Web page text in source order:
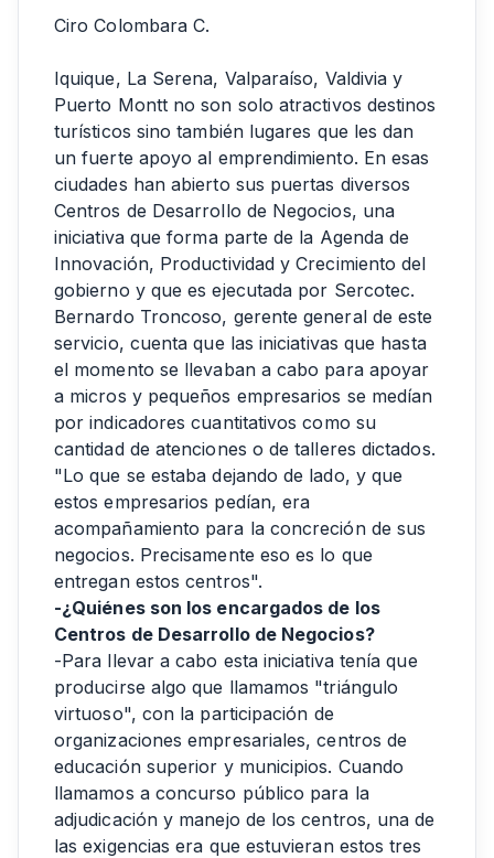
Ciro Colombara C.
Iquique, La Serena, Valparaíso, Valdivia y
Puerto Montt no son solo atractivos destinos
turísticos sino también lugares que les dan
un fuerte apoyo al emprendimiento. En esas
ciudades han abierto sus puertas diversos
Centros de Desarrollo de Negocios, una
iniciativa que forma parte de la Agenda de
Innovación, Productividad y Crecimiento del
gobierno y que es ejecutada por Sercotec.
Bernardo Troncoso, gerente general de este
servicio, cuenta que las iniciativas que hasta
el momento se llevaban a cabo para apoyar
a micros y pequeños empresarios se medían
por indicadores cuantitativos como su
cantidad de atenciones o de talleres dictados.
"Lo que se estaba dejando de lado, y que
estos empresarios pedían, era
acompañamiento para la concreción de sus
negocios. Precisamente eso es lo que
entregan estos centros".
-¿Quiénes son los encargados de los
Centros de Desarrollo de Negocios?
-Para llevar a cabo esta iniciativa tenía que
producirse algo que llamamos "triángulo
virtuoso", con la participación de
organizaciones empresariales, centros de
educación superior y municipios. Cuando
llamamos a concurso público para la
adjudicación y manejo de los centros, una de
las exigencias era que estuvieran estos tres